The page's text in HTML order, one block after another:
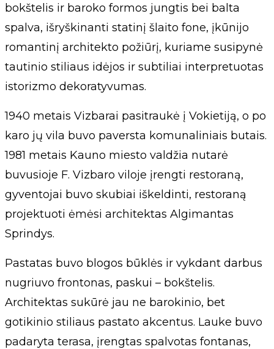
bokštelis ir baroko formos jungtis bei balta
spalva, išryškinanti statinį šlaito fone, įkūnijo
romantinį architekto požiūrį, kuriame susipynė
tautinio stiliaus idėjos ir subtiliai interpretuotas
istorizmo dekoratyvumas.
1940 metais Vizbarai pasitraukė į Vokietiją, o po
karo jų vila buvo paversta komunaliniais butais.
1981 metais Kauno miesto valdžia nutarė
buvusioje F. Vizbaro viloje įrengti restoraną,
gyventojai buvo skubiai iškeldinti, restoraną
projektuoti ėmėsi architektas Algimantas
Sprindys.
Pastatas buvo blogos būklės ir vykdant darbus
nugriuvo frontonas, paskui – bokštelis.
Architektas sukūrė jau ne barokinio, bet
gotikinio stiliaus pastato akcentus. Lauke buvo
padaryta terasa, įrengtas spalvotas fontanas,